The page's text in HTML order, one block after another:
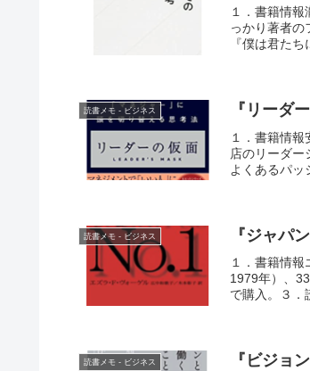
１．書籍情
っかり著者の
『僕は君た
読書メモ - ビジネス 『リーダ
１．書籍情
店のリーダー
よくあるパッ
読書メモ - ビジネス 『ジャパ
１．書籍情
1979年）、
で購入。３．
読書メモ - ビジネス 『ビジョ